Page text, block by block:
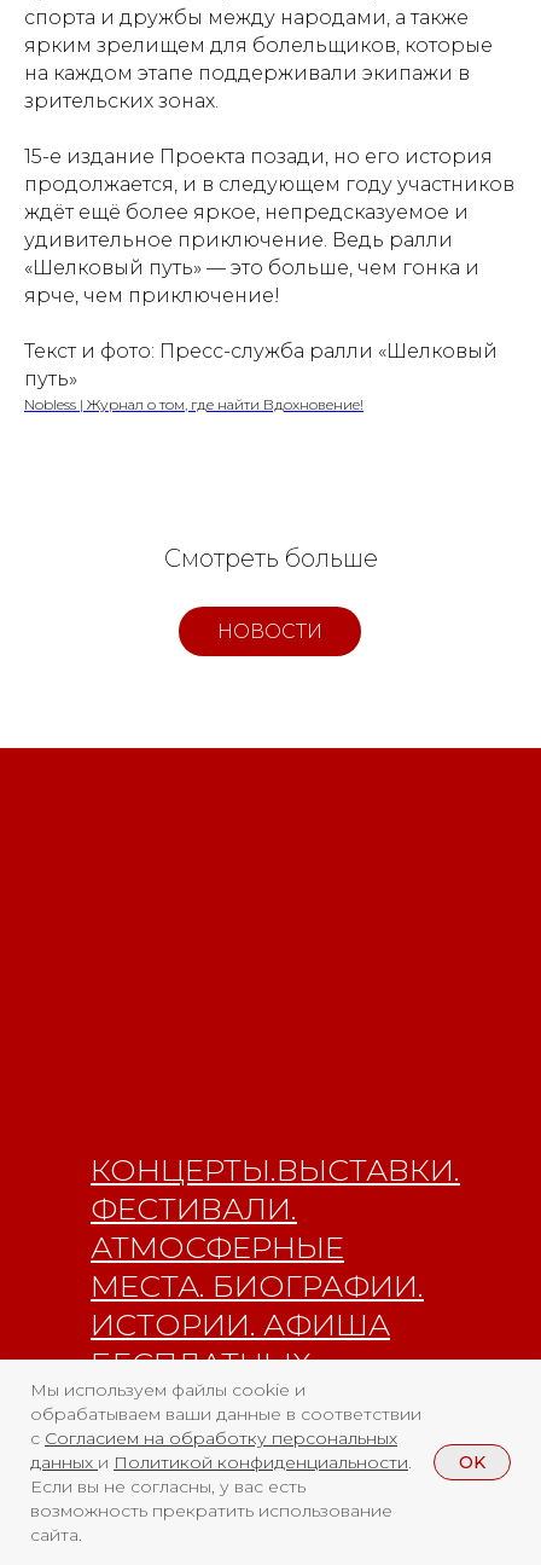
Мы используем файлы cookie и
обрабатываем ваши данные в соответствии
с Согласием на обработку персональных
данных и Политикой конфиденциальности.
Если вы не согласны, у вас есть
возможность прекратить использование
сайта.
OK
спорта и дружбы между народами, а также
ярким зрелищем для болельщиков, которые
на каждом этапе поддерживали экипажи в
зрительских зонах.
15-е издание Проекта позади, но его история
продолжается, и в следующем году участников
ждёт ещё более яркое, непредсказуемое и
удивительное приключение. Ведь ралли
«Шелковый путь» — это больше, чем гонка и
ярче, чем приключение!
Текст и фото: Пресс-служба ралли «Шелковый
путь»
Nobless | Журнал о том, где найти Вдохновение!
НОВОСТИ
Смотреть больше
КОНЦЕРТЫ.ВЫСТАВКИ.
ФЕСТИВАЛИ.
АТМОСФЕРНЫЕ
МЕСТА. БИОГРАФИИ.
ИСТОРИИ. АФИША
БЕСПЛАТНЫХ
СОБЫТИЙ.